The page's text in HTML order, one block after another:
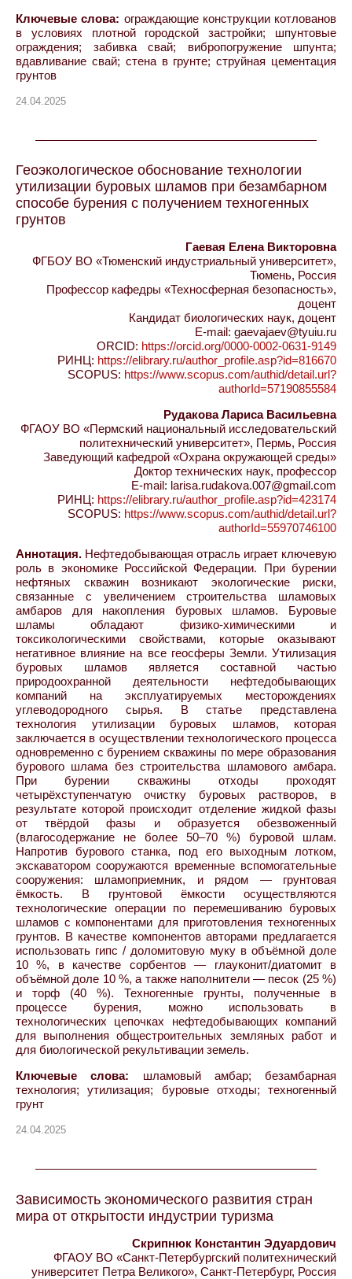
Ключевые слова: ограждающие конструкции котлованов
в условиях плотной городской застройки; шпунтовые
ограждения; забивка свай; вибропогружение шпунта;
вдавливание свай; стена в грунте; струйная цементация
грунтов
24.04.2025
Геоэкологическое обоснование технологии
утилизации буровых шламов при безамбарном
способе бурения с получением техногенных
грунтов
Гаевая Елена Викторовна
ФГБОУ ВО «Тюменский индустриальный университет»,
Тюмень, Россия
Профессор кафедры «Техносферная безопасность»,
доцент
Кандидат биологических наук, доцент
E-mail: gaevajaev@tyuiu.ru
ORCID: https://orcid.org/0000-0002-0631-9149
РИНЦ: https://elibrary.ru/author_profile.asp?id=816670
SCOPUS: https://www.scopus.com/authid/detail.url?
authorId=57190855584
Рудакова Лариса Васильевна
ФГАОУ ВО «Пермский национальный исследовательский
политехнический университет», Пермь, Россия
Заведующий кафедрой «Охрана окружающей среды»
Доктор технических наук, профессор
E-mail: larisa.rudakova.007@gmail.com
РИНЦ: https://elibrary.ru/author_profile.asp?id=423174
SCOPUS: https://www.scopus.com/authid/detail.url?
authorId=55970746100
Аннотация. Нефтедобывающая отрасль играет ключевую
роль в экономике Российской Федерации. При бурении
нефтяных скважин возникают экологические риски,
связанные с увеличением строительства шламовых
амбаров для накопления буровых шламов. Буровые
шламы обладают физико-химическими и
токсикологическими свойствами, которые оказывают
негативное влияние на все геосферы Земли. Утилизация
буровых шламов является составной частью
природоохранной деятельности нефтедобывающих
компаний на эксплуатируемых месторождениях
углеводородного сырья. В статье представлена
технология утилизации буровых шламов, которая
заключается в осуществлении технологического процесса
одновременно с бурением скважины по мере образования
бурового шлама без строительства шламового амбара.
При бурении скважины отходы проходят
четырёхступенчатую очистку буровых растворов, в
результате которой происходит отделение жидкой фазы
от твёрдой фазы и образуется обезвоженный
(влагосодержание не более 50–70 %) буровой шлам.
Напротив бурового станка, под его выходным лотком,
экскаватором сооружаются временные вспомогательные
сооружения: шламоприемник, и рядом — грунтовая
ёмкость. В грунтовой ёмкости осуществляются
технологические операции по перемешиванию буровых
шламов с компонентами для приготовления техногенных
грунтов. В качестве компонентов авторами предлагается
использовать гипс / доломитовую муку в объёмной доле
10 %, в качестве сорбентов — глауконит/диатомит в
объёмной доле 10 %, а также наполнители — песок (25 %)
и торф (40 %). Техногенные грунты, полученные в
процессе бурения, можно использовать в
технологических цепочках нефтедобывающих компаний
для выполнения общестроительных земляных работ и
для биологической рекультивации земель.
Ключевые слова: шламовый амбар; безамбарная
технология; утилизация; буровые отходы; техногенный
грунт
24.04.2025
Зависимость экономического развития стран
мира от открытости индустрии туризма
Скрипнюк Константин Эдуардович
ФГАОУ ВО «Санкт-Петербургский политехнический
университет Петра Великого», Санкт-Петербург, Россия